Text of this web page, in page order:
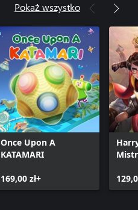
Pokaż wszystko
Once Upon A
KATAMARI
169,00 zł+